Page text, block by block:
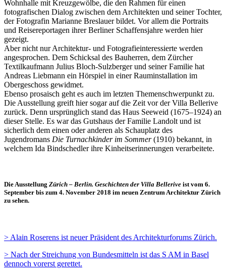
Wohnhalle mit Kreuzgewölbe, die den Rahmen für einen
fotografischen Dialog zwischen dem Architekten und seiner Tochter,
der Fotografin Marianne Breslauer bildet. Vor allem die Portraits
und Reisereportagen ihrer Berliner Schaffensjahre werden hier
gezeigt.
Aber nicht nur Architektur- und Fotografieinteressierte werden
angesprochen. Dem Schicksal des Bauherren, dem Zürcher
Textilkaufmann Julius Bloch-Sulzberger und seiner Familie hat
Andreas Liebmann ein Hörspiel in einer Rauminstallation im
Obergeschoss gewidmet.
Ebenso prosaisch geht es auch im letzten Themenschwerpunkt zu.
Die Ausstellung greift hier sogar auf die Zeit vor der Villa Bellerive
zurück. Denn ursprünglich stand das Haus Seeweid (1675–1924) an
dieser Stelle. Es war das Gutshaus der Familie Landolt und ist
sicherlich dem einen oder anderen als Schauplatz des
Jugendromans Die Turnachkinder im Sommer(1910) bekannt, in
welchem Ida Bindschedler ihre Kinheitserinnerungen verarbeitete.
Die Ausstellung Zürich – Berlin. Geschichten der Villa Bellerive ist vom 6.
September bis zum 4. November 2018 im neuen Zentrum Architektur Zürich
zu sehen.
> Alain Roserens ist neuer Präsident des Architekturforums Zürich.
> Nach der Streichung von Bundesmitteln ist das S AM in Basel
dennoch vorerst gerettet.